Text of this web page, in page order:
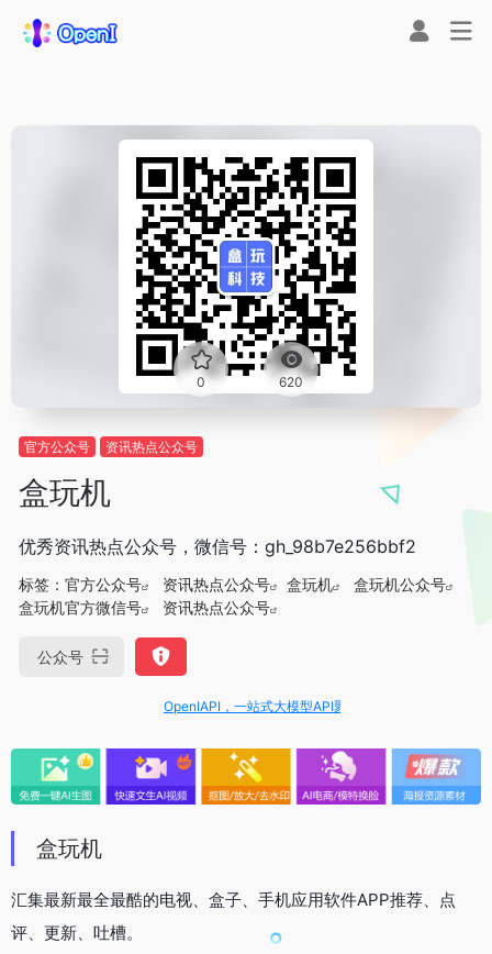
0 620
官方公众号 资讯热点公众号
盒玩机
优秀资讯热点公众号，微信号：gh_98b7e256bbf2
标签： 官方公众号 资讯热点公众号 盒玩机
盒玩机公众号
盒玩机官方微信号
资讯热点公众号
公众号
OpenIAPI，一站式大模型API聚合平台
盒玩机
汇集最新最全最酷的电视、盒子、手机应用软件APP推荐、点
评、更新、吐槽。